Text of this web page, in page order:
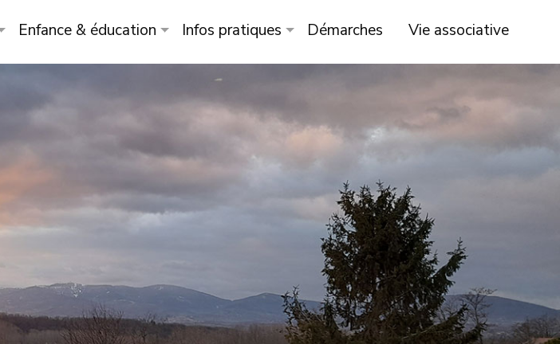
Enfance & éducation Infos pratiques Démarches Vie associative